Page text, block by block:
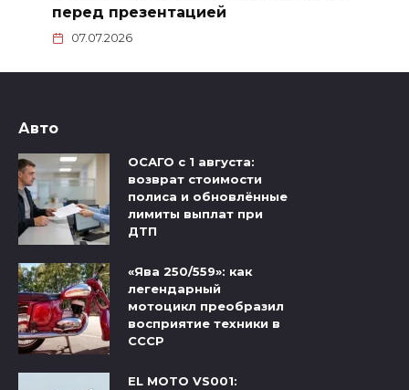
перед презентацией
07.07.2026
Авто
ОСАГО с 1 августа:
возврат стоимости
полиса и обновлённые
лимиты выплат при
ДТП
«Ява 250/559»: как
легендарный
мотоцикл преобразил
восприятие техники в
СССР
EL MOTO VS001: